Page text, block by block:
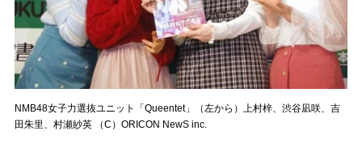
NMB48女子力選抜ユニット「Queentet」（左から）上村梓、渋谷凪咲、吉
田朱里、村瀬紗英 （C）ORICON NewS inc.